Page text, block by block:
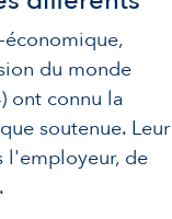
du monde
ont connu la
soutenue. Leur
l'employeur, de